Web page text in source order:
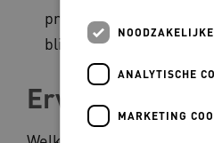
problematischer dan
blijkt.
ANALYTISCHE
MARKETING